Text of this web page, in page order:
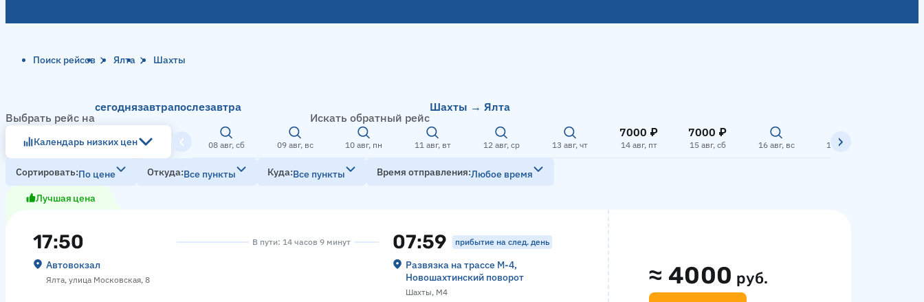
Поиск рейсов Ялта Шахты
Выбрать рейс на
сегоднязавтрапослезавтра
Искать обратный рейс
Шахты → Ялта
Календарь низких цен 08 авг, сб 09 авг, вс 10 авг, пн 11 авг, вт 12 авг, ср 13 авг, чт
7000 ₽
14 авг, пт
7000 ₽
15 авг, сб 16 авг, вс 17 авг, пн
Сортировать По цене Откуда Все пункты Куда Все пункты Время отправления Любое время
Лучшая цена
17:50
Автовокзал
Ялта, улица Московская, 8
В пути: 14 часов 9 минут 07:59 прибытие на след. день
Развязка на трассе М-4,
Новошахтинский поворот
Шахты, М4
≈ 4000 руб.